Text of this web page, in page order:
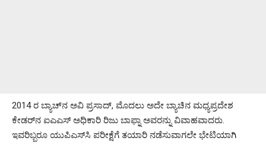
2014 ರ ಬ್ಯಾಚ್‌ನ ಅವಿ ಪ್ರಸಾದ್, ಮೊದಲು ಅದೇ ಬ್ಯಾಚಿನ ಮಧ್ಯಪ್ರದೇಶ
ಕೇಡರ್‌ನ ಐಎಎಸ್ ಅಧಿಕಾರಿ ರಿಜು ಬಾಫ್ನಾ ಅವರನ್ನು ವಿವಾಹವಾದರು.
ಇವರಿಬ್ಬರೂ ಯುಪಿಎಸ್‌ಸಿ ಪರೀಕ್ಷೆಗೆ ತಯಾರಿ ನಡೆಸುವಾಗಲೇ ಭೇಟಿಯಾಗಿ